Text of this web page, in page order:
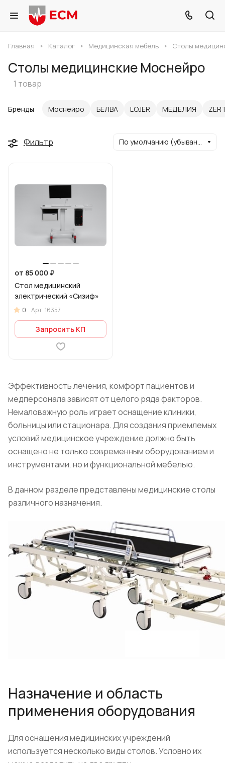
Главная Каталог Медицинская мебель Столы
Столы медицинские Моснейро
1 товар
Бренды Моснейро БЕЛВА LOJER МЕДЕЛИЯ
Фильтр По умолчанию (убывание)
от 85 000 ₽
Стол медицинский
электрический «Сизиф»
0 Арт.16357
Запросить КП
Эффективность лечения, комфорт пациентов и
медперсонала зависят от целого ряда факторов.
Немаловажную роль играет оснащение клиники,
больницы или стационара. Для создания приемлемых
условий медицинское учреждение должно быть
оснащено не только современным оборудованием и
инструментами, но и функциональной мебелью.
В данном разделе представлены медицинские столы
различного назначения.
Назначение и область
применения оборудования
Для оснащения медицинских учреждений
используется несколько виды столов. Условно их